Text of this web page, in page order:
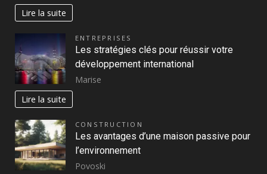
Lire la suite
ENTREPRISES
Les stratégies clés pour réussir votre
développement international
Marise
Lire la suite
CONSTRUCTION
Les avantages d’une maison passive pour
l’environnement
Povoski